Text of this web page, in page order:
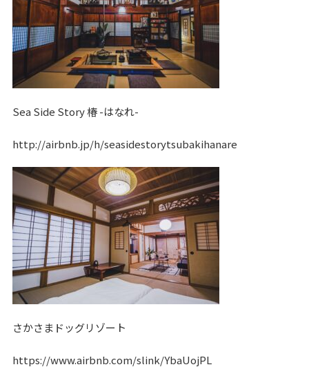
Sea Side Story 椿 -はなれ-
http://airbnb.jp/h/seasidestorytsubakihanare
さかさまドッグリゾート
https://www.airbnb.com/slink/YbaUojPL